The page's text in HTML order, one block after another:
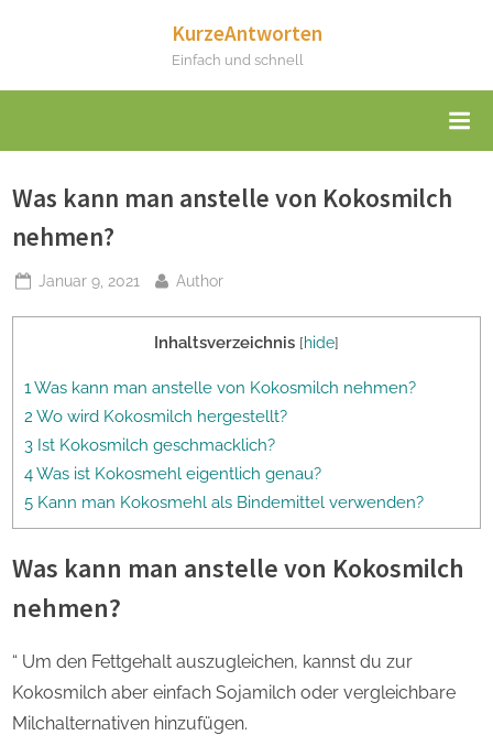
KurzeAntworten
Einfach und schnell
Was kann man anstelle von Kokosmilch
nehmen?
Posted
Januar 9, 2021 By
Author
Inhaltsverzeichnis [hide]
1 Was kann man anstelle von Kokosmilch nehmen?
2 Wo wird Kokosmilch hergestellt?
3 Ist Kokosmilch geschmacklich?
4 Was ist Kokosmehl eigentlich genau?
5 Kann man Kokosmehl als Bindemittel verwenden?
Was kann man anstelle von Kokosmilch
nehmen?
“ Um den Fettgehalt auszugleichen, kannst du zur
Kokosmilch aber einfach Sojamilch oder vergleichbare
Milchalternativen hinzufügen.